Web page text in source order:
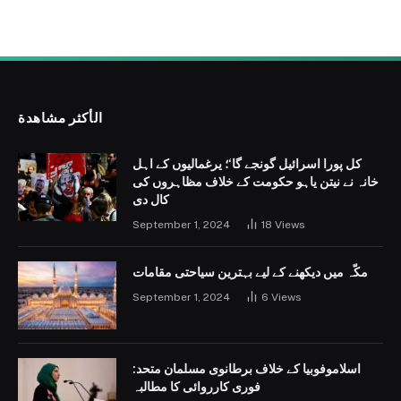
الأكثر مشاهدة
کل پورا اسرائیل گونجے گا‘؛ یرغمالیوں کے اہل
خانہ نے نیتن یاہو حکومت کے خلاف مظاہروں کی
کال دی
September 1, 2024 18 Views
مکّہ میں دیکھنے کے لیے بہترین سیاحتی مقامات
September 1, 2024 6 Views
اسلاموفوبیا کے خلاف برطانوی مسلمان متحد:
فوری کارروائی کا مطالبہ